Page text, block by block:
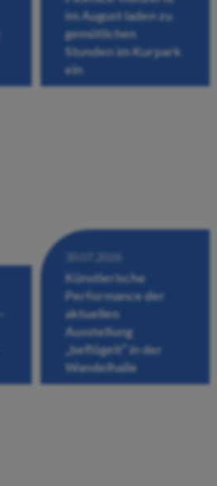
im August laden zu
gemütlichen
Stunden im Kurpark
ein
30.07.2026
Künstlerische
Performance der
aktuellen
Ausstellung
„beflügelt“ in der
Wandelhalle